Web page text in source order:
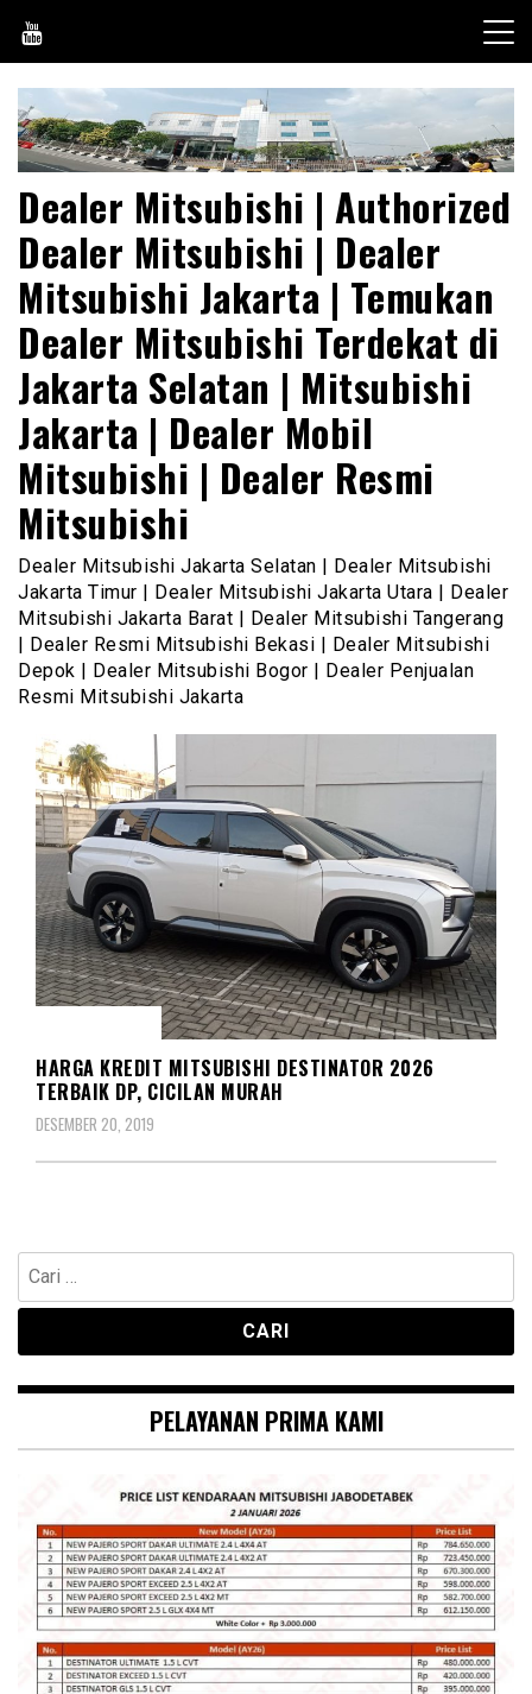
content
Dealer Mitsubishi | Authorized
Dealer Mitsubishi | Dealer
Mitsubishi Jakarta | Temukan
Dealer Mitsubishi Terdekat di
Jakarta Selatan | Mitsubishi
Jakarta | Dealer Mobil
Mitsubishi | Dealer Resmi
Mitsubishi
Dealer Mitsubishi Jakarta Selatan | Dealer Mitsubishi
Jakarta Timur | Dealer Mitsubishi Jakarta Utara | Dealer
Mitsubishi Jakarta Barat | Dealer Mitsubishi Tangerang
| Dealer Resmi Mitsubishi Bekasi | Dealer Mitsubishi
Depok | Dealer Mitsubishi Bogor | Dealer Penjualan
Resmi Mitsubishi Jakarta
HARGA KREDIT MITSUBISHI DESTINATOR 2026
TERBAIK DP, CICILAN MURAH
DESEMBER 20, 2019
Cari
untuk:
PELAYANAN PRIMA KAMI